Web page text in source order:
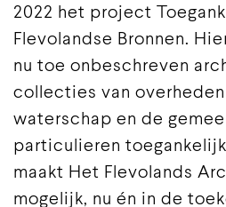
2022 het project
Flevolandse Bronnen.
nu toe onbeschreven
collecties van
waterschap en de
particulieren
maakt Het Flevolands
mogelijk, nu én in de